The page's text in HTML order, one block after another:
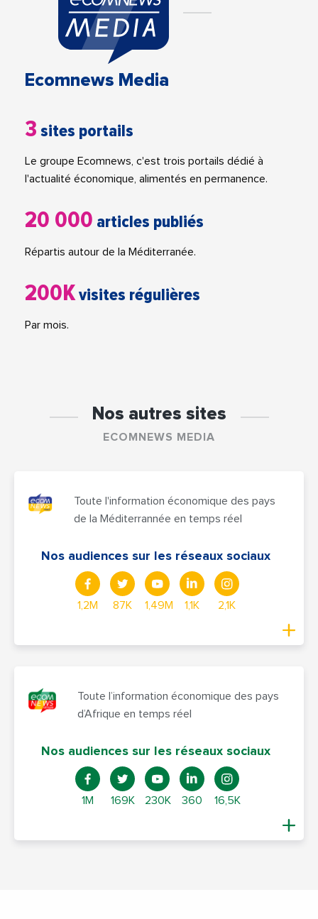
Ecomnews Media
3 sites portails
Le groupe Ecomnews, c'est trois portails dédié à
l'actualité économique, alimentés en permanence.
20 000 articles publiés
Répartis autour de la Méditerranée.
200Kvisites régulières
Par mois.
Nos autres sites
ECOMNEWS MEDIA
Toute l'information économique des pays
de la Méditerrannée en temps réel
Nos audiences sur les réseaux sociaux
1,2M 87K 1,49M 1,1K 2,1K
Toute l’information économique des pays
d’Afrique en temps réel
Nos audiences sur les réseaux sociaux
1M 169K 230K 360 16,5K